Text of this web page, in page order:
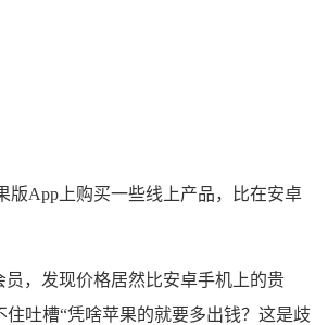
版App上购买一些线上产品，比在安卓
，发现价格居然比安卓手机上的贵
吐槽“凭啥苹果的就要多出钱？这是歧